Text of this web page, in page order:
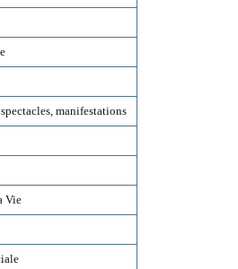
manifestations
Vie